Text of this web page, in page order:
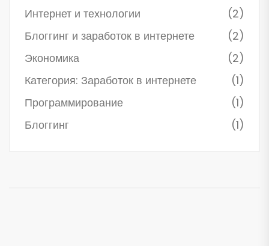
Интернет и технологии
(2)
Блоггинг и заработок в интернете
(2)
Экономика
(2)
Категория: Заработок в интернете
(1)
Программирование
(1)
Блоггинг
(1)